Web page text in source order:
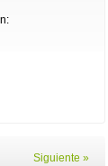
Siguiente »